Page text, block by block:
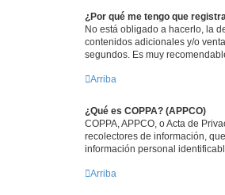
¿Por qué me tengo que
No está obligado a hacerlo, la
contenidos adicionales y/o
segundos. Es muy
Arriba
¿Qué es COPPA? (APPCO)
COPPA, APPCO, o Acta de
recolectores de información,
información personal
Arriba